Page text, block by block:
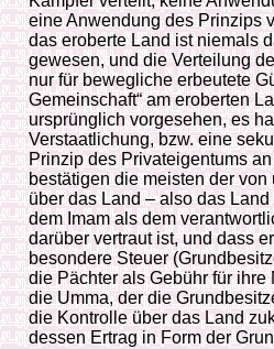
eine Anwendung des Prinzips
das eroberte Land ist niemals
gewesen, und die Verteilung
nur für bewegliche erbeutete
Gemeinschaft“ am eroberten
ursprünglich vorgesehen, es
Verstaatlichung, bzw. eine
Prinzip des Privateigentums
bestätigen die meisten der
über das Land – also das
dem Imam als dem
darüber vertraut ist, und dass
besondere Steuer
die Pächter als Gebühr für
die Umma, der die
die Kontrolle über das Land
dessen Ertrag in Form der